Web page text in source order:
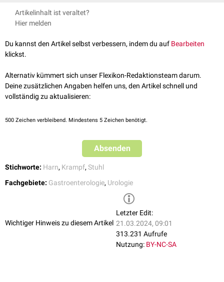
Unter diesem Gesichtspunkt werden Tenesmen auch unterteilt in:
Tenesmus ani: schmerzhafter Stuhldrang, beispielsweise bei
Tenesmus vesicae: schmerzhafter Harndrang, beispielsweise bei
Zystitis
der Definition.
Artikelinhalt ist veraltet?
Hier melden
Du kannst den Artikel selbst verbessern, indem du auf Bearbeiten
klickst.
Alternativ kümmert sich unser Flexikon-Redaktionsteam darum.
Deine zusätzlichen Angaben helfen uns, den Artikel schnell und
vollständig zu aktualisieren:
500 Zeichen verbleibend. Mindestens 5 Zeichen benötigt.
Absenden
Stichworte: Harn, Krampf, Stuhl
Fachgebiete: Gastroenterologie, Urologie
Wichtiger Hinweis zu diesem Artikel
Letzter Edit:
21.03.2024, 09:01
313.231 Aufrufe
Nutzung: BY-NC-SA